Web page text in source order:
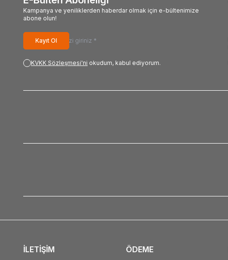
Kampanya ve yeniliklerden haberdar olmak için e-bültenimize
abone olun!
Kayıt Ol
KVKK Sözleşmesi'ni okudum, kabul ediyorum.
İLETİŞİM ÖDEME